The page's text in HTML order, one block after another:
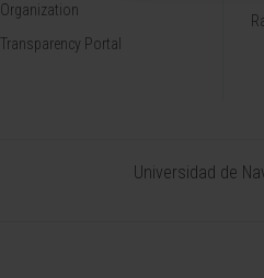
Organization
Transparency Portal
Universidad de